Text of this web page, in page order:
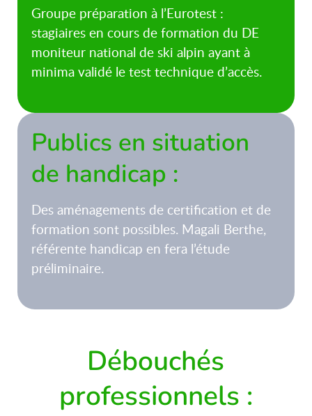
Groupe préparation à l’Eurotest :
stagiaires en cours de formation du DE
moniteur national de ski alpin ayant à
minima validé le test technique d’accès.
Publics en situation
de handicap :
Des aménagements de certification et de
formation sont possibles. Magali Berthe,
référente handicap en fera l’étude
préliminaire.
Débouchés
professionnels :